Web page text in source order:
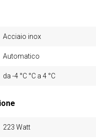
Acciaio inox
Automatico
da -4 °C °C a 4 °C
223 Watt